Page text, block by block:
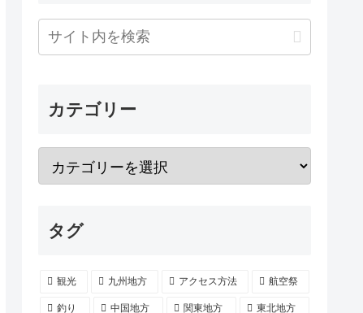
カテゴリー
タグ
観光 九州地方 アクセス方法 航空祭
釣り 中国地方 関東地方 東北地方